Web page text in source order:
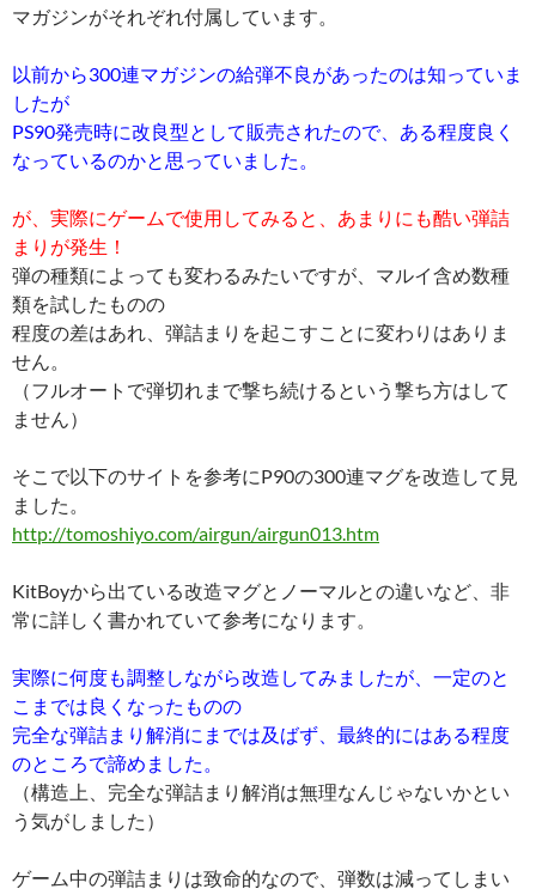
以前から300連マガジンの給弾不良があったのは知っていま
PS90発売時に改良型として販売されたので、ある程度良く
なっているのかと思っていました。
が、実際にゲームで使用してみると、あまりにも酷い弾詰
弾の種類によっても変わるみたいですが、マルイ含め数種
類を試したものの
程度の差はあれ、弾詰まりを起こすことに変わりはありま
せん。
（フルオートで弾切れまで撃ち続けるという撃ち方はして
ません）
そこで以下のサイトを参考にP90の300連マグを改造して見
http://tomoshiyo.com/airgun/airgun013.htm
KitBoyから出ている改造マグとノーマルとの違いなど、非
実際に何度も調整しながら改造してみましたが、一定のと
完全な弾詰まり解消にまでは及ばず、最終的にはある程度
のところで諦めました。
（構造上、完全な弾詰まり解消は無理なんじゃないかとい
う気がしました）
ゲーム中の弾詰まりは致命的なので、弾数は減ってしまい
弾詰まりのないMAG製 P90用170連マガジンを購入しまし